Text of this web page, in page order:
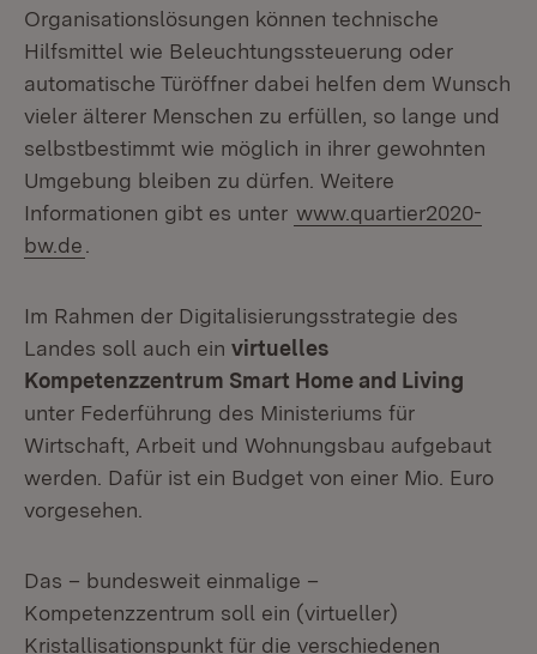
Organisationslösungen können technische
Hilfsmittel wie Beleuchtungssteuerung oder
automatische Türöffner dabei helfen dem Wunsch
vieler älterer Menschen zu erfüllen, so lange und
selbstbestimmt wie möglich in ihrer gewohnten
Umgebung bleiben zu dürfen. Weitere
Informationen gibt es unter www.quartier2020-
bw.de
Im Rahmen der Digitalisierungsstrategie des
Landes soll auch ein virtuelles
Kompetenzzentrum Smart Home and Living
unter Federführung des Ministeriums für
Wirtschaft, Arbeit und Wohnungsbau aufgebaut
werden. Dafür ist ein Budget von einer Mio. Euro
vorgesehen.
Das – bundesweit einmalige –
Kompetenzzentrum soll ein (virtueller)
Kristallisationspunkt für die verschiedenen